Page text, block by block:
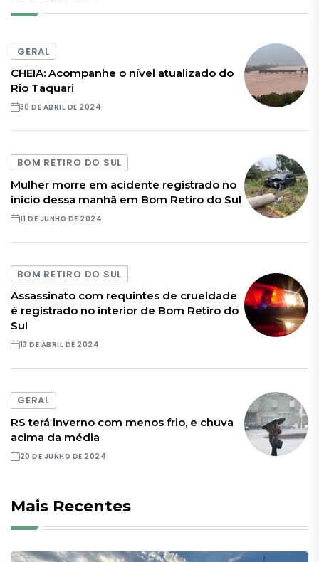
GERAL
CHEIA: Acompanhe o nível atualizado do
Rio Taquari
30 DE ABRIL DE 2024
BOM RETIRO DO SUL
Mulher morre em acidente registrado no
início dessa manhã em Bom Retiro do Sul
11 DE JUNHO DE 2024
BOM RETIRO DO SUL
Assassinato com requintes de crueldade
é registrado no interior de Bom Retiro do
Sul
13 DE ABRIL DE 2024
GERAL
RS terá inverno com menos frio, e chuva
acima da média
20 DE JUNHO DE 2024
Mais Recentes